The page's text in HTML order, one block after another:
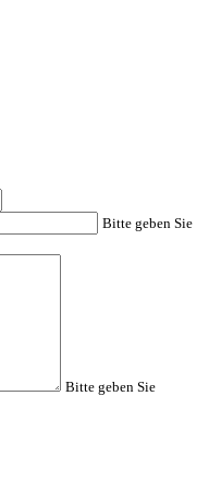
Bitte geben Sie
Bitte geben Sie